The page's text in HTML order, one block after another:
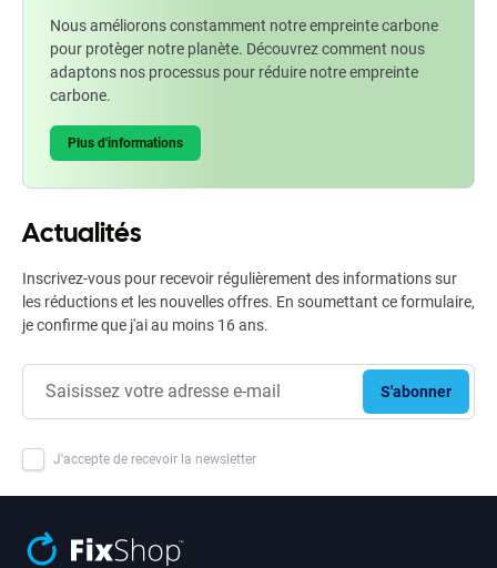
Nous améliorons constamment notre empreinte carbone
pour protèger notre planète. Découvrez comment nous
adaptons nos processus pour réduire notre empreinte
carbone.
Plus d'informations
Actualités
Inscrivez-vous pour recevoir régulièrement des informations sur
les réductions et les nouvelles offres. En soumettant ce formulaire,
je confirme que j'ai au moins 16 ans.
S'abonner
J'accepte de recevoir la newsletter